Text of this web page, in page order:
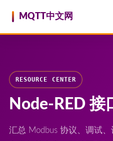
MQTT中文网
RESOURCE CENTER
Node-RED 接
汇总 Modbus 协议、调试